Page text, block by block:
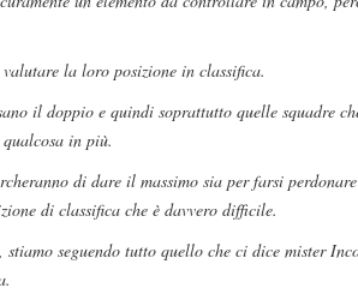
la loro posizione in classifica.
il doppio e quindi soprattutto quelle squadre
in più.
di dare il massimo sia per farsi
di classifica che è davvero difficile.
seguendo tutto quello che ci dice mister